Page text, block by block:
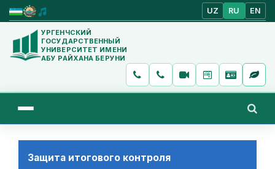
UZ RU EN
УРГЕНЧСКИЙ
ГОСУДАРСТВЕННЫЙ
УНИВЕРСИТЕТ ИМЕНИ
АБУ РАЙХАНА БЕРУНИ
Защита итогового контроля